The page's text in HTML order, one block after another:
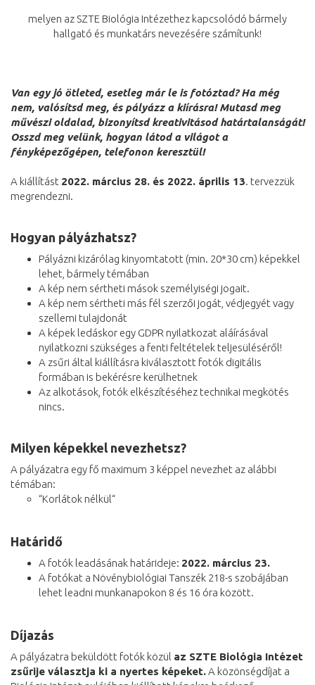
melyen az SZTE Biológia Intézethez kapcsolódó bármely
hallgató és munkatárs nevezésére számítunk!
Van egy jó ötleted, esetleg már le is fotóztad? Ha még
nem, valósítsd meg, és pályázz a kiírásra! Mutasd meg
művészi oldalad, bizonyítsd kreativitásod határtalanságát!
Osszd meg velünk, hogyan látod a világot a
fényképezőgépen, telefonon keresztül!
A kiállítást 2022. március 28. és 2022. április 13. tervezzük
megrendezni.
Hogyan pályázhatsz?
Pályázni kizárólag kinyomtatott (min. 20*30 cm) képekkel
lehet, bármely témában
A kép nem sértheti mások személyiségi jogait.
A kép nem sértheti más fél szerzői jogát, védjegyét vagy
szellemi tulajdonát
A képek ledáskor egy GDPR nyilatkozat aláírásával
nyilatkozni szükséges a fenti feltételek teljesüléséről!
A zsűri által kiállításra kiválasztott fotók digitális
formában is bekérésre kerülhetnek
Az alkotások, fotók elkészítéséhez technikai megkötés
nincs.
Milyen képekkel nevezhetsz?
A pályázatra egy fő maximum 3 képpel nevezhet az alábbi
témában:
“Korlátok nélkül“
Határidő
A fotók leadásának határideje: 2022. március 23.
A fotókat a Növénybiológiai Tanszék 218-s szobájában
lehet leadni munkanapokon 8 és 16 óra között.
Díjazás
A pályázatra beküldött fotók közül az SZTE Biológia Intézet
zsűrije választja ki a nyertes képeket.A közönségdíjat a